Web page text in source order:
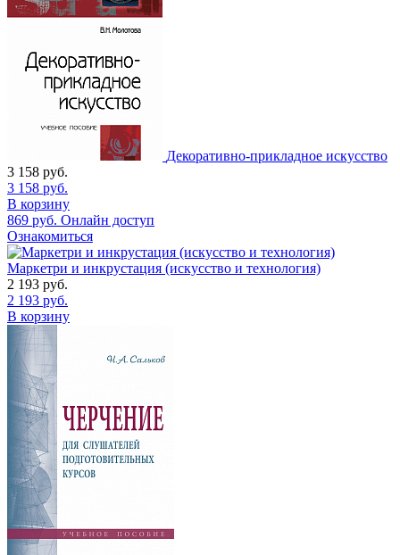
Декоративно-прикладное искусство
3 158 руб.
3 158 руб.
В корзину
869 руб. Онлайн доступ
Ознакомиться
Маркетри и инкрустация (искусство и технология)
2 193 руб.
2 193 руб.
В корзину